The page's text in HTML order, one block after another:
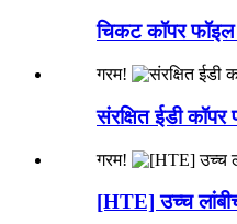
चिकट कॉपर
गरम!
संरक्षित ईडी कॉपर
गरम!
[HTE] उच्च